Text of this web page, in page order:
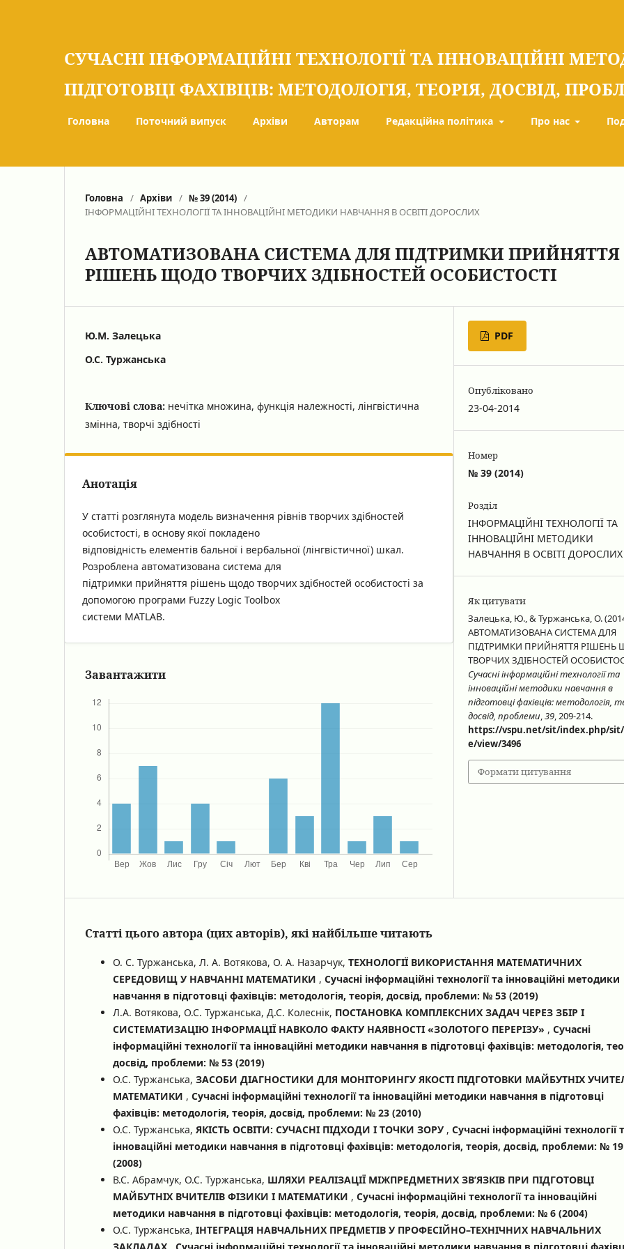
СУЧАСНІ ІНФОРМАЦІЙНІ ТЕХНОЛОГІЇ ТА ІННОВАЦІЙНІ
ПІДГОТОВЦІ ФАХІВЦІВ: МЕТОДОЛОГІЯ, ТЕОРІЯ, ДОСВІД,
Головна Поточний випуск Архіви Авторам Редакційна політика Про нас
Головна / Архіви / № 39 (2014) /
ІНФОРМАЦІЙНІ ТЕХНОЛОГІЇ ТА ІННОВАЦІЙНІ МЕТОДИКИ НАВЧАННЯ В ОСВІТІ ДОРОСЛИХ
АВТОМАТИЗОВАНА СИСТЕМА ДЛЯ ПІДТРИМКИ ПРИЙНЯТТЯ
РІШЕНЬ ЩОДО ТВОРЧИХ ЗДІБНОСТЕЙ ОСОБИСТОСТІ
Ю.М. Залецька
О.С. Туржанська
Ключові слова: нечітка множина, функція належності, лінгвістична
змінна, творчі здібності
Анотація
У статті розглянута модель визначення рівнів творчих здібностей
особистості, в основу якої покладено
відповідність елементів бальної і вербальної (лінгвістичної) шкал.
Розроблена автоматизована система для
підтримки прийняття рішень щодо творчих здібностей особистості за
допомогою програми Fuzzy Logic Toolbox
системи MATLAB.
Завантажити
PDF
Опубліковано
23-04-2014
Номер
№ 39 (2014)
Розділ
ІНФОРМАЦІЙНІ ТЕХНОЛОГІЇ ТА
ІННОВАЦІЙНІ МЕТОДИКИ
НАВЧАННЯ В ОСВІТІ ДОРОСЛИХ
Як цитувати
Залецька, Ю., & Туржанська, О.
АВТОМАТИЗОВАНА СИСТЕМА ДЛЯ
ПІДТРИМКИ ПРИЙНЯТТЯ РІШЕНЬ
ТВОРЧИХ ЗДІБНОСТЕЙ
Сучасні інформаційні технології та
інноваційні методики навчання в
підготовці фахівців: методологія,
досвід, проблеми,39, 209-214.
https://vspu.net/sit/index.php/
e/view/3496
Формати цитування
Статті цього автора (цих авторів), які найбільше читають
О. С. Туржанська, Л. А. Вотякова, О. А. Назарчук, ТЕХНОЛОГІЇ ВИКОРИСТАННЯ МАТЕМАТИЧНИХ
СЕРЕДОВИЩ У НАВЧАННІ МАТЕМАТИКИ , Сучасні інформаційні технології та інноваційні методики
навчання в підготовці фахівців: методологія, теорія, досвід, проблеми: № 53 (2019)
Л.А. Вотякова, О.С. Туржанська, Д.С. Колеснік, ПОСТАНОВКА КОМПЛЕКСНИХ ЗАДАЧ ЧЕРЕЗ ЗБІР І
СИСТЕМАТИЗАЦІЮ ІНФОРМАЦІЇ НАВКОЛО ФАКТУ НАЯВНОСТІ «ЗОЛОТОГО ПЕРЕРІЗУ» , Сучасні
інформаційні технології та інноваційні методики навчання в підготовці фахівців: методологія,
досвід, проблеми: № 53 (2019)
О.С. Туржанська, ЗАСОБИ ДІАГНОСТИКИ ДЛЯ МОНІТОРИНГУ ЯКОСТІ ПІДГОТОВКИ МАЙБУТНІХ
МАТЕМАТИКИ , Сучасні інформаційні технології та інноваційні методики навчання в підготовці
фахівців: методологія, теорія, досвід, проблеми: № 23 (2010)
О.С. Туржанська, ЯКІСТЬ ОСВІТИ: СУЧАСНІ ПІДХОДИ І ТОЧКИ ЗОРУ , Сучасні інформаційні технології
інноваційні методики навчання в підготовці фахівців: методологія, теорія, досвід, проблеми: № 19
(2008)
В.С. Абрамчук, О.С. Туржанська, ШЛЯХИ РЕАЛІЗАЦІЇ МІЖПРЕДМЕТНИХ ЗВ’ЯЗКІВ ПРИ ПІДГОТОВЦІ
МАЙБУТНІХ ВЧИТЕЛІВ ФІЗИКИ І МАТЕМАТИКИ , Сучасні інформаційні технології та інноваційні
методики навчання в підготовці фахівців: методологія, теорія, досвід, проблеми: № 6 (2004)
О.С. Туржанська, ІНТЕГРАЦІЯ НАВЧАЛЬНИХ ПРЕДМЕТІВ У ПРОФЕСІЙНО–ТЕХНІЧНИХ НАВЧАЛЬНИХ